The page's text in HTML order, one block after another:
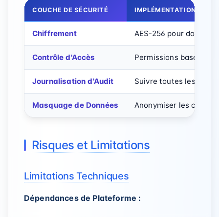
COUCHE DE SÉCURITÉ IMPLÉMENTATION
Chiffrement AES-256 pour
Contrôle d'Accès Permissions basées
Journalisation d'Audit Suivre toutes les
Masquage de Données Anonymiser les
Risques et Limitations
Limitations Techniques
Dépendances de Plateforme :